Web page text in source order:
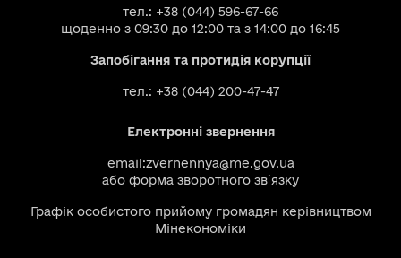
тел.: +38 (044) 596-67-66
щоденно з 09:30 до 12:00 та з 14:00 до 16:45
Запобігання та протидія корупції
тел.: +38 (044) 200-47-47
Електронні звернення
email:zvernennya@me.gov.ua
або форма зворотного зв`язку
Графік особистого прийому громадян керівництвом
Мінекономіки